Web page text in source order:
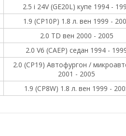
2.5 i 24V (GE20L) купе 1994 -
1.9 (CP10P) 1.8 л. вен 1999 -
2.0 TD вен 2000 - 2005
2.0 V6 (CAEP) седан 1994 -
2.0 (CP19) Автофургон /
2001 - 2005
1.9 (CP8W) 1.8 л. вен 1999 -